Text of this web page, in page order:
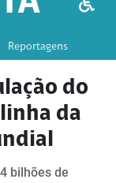
Reportagens
do
da
bilhões de